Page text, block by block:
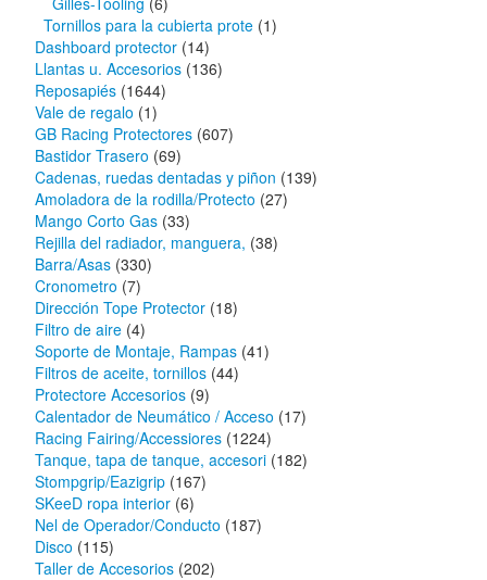
Tornillos para la cubierta prote (1)
Dashboard protector (14)
Llantas u. Accesorios (136)
Reposapiés (1644)
Vale de regalo (1)
GB Racing Protectores (607)
Bastidor Trasero (69)
Cadenas, ruedas dentadas y piñon (139)
Amoladora de la rodilla/Protecto (27)
Mango Corto Gas (33)
Rejilla del radiador, manguera, (38)
Barra/Asas (330)
Cronometro (7)
Dirección Tope Protector (18)
Filtro de aire (4)
Soporte de Montaje, Rampas (41)
Filtros de aceite, tornillos (44)
Protectore Accesorios (9)
Calentador de Neumático / Acceso (17)
Racing Fairing/Accessiores (1224)
Tanque, tapa de tanque, accesori (182)
Stompgrip/Eazigrip (167)
SKeeD ropa interior (6)
Nel de Operador/Conducto (187)
Disco (115)
Taller de Accesorios (202)